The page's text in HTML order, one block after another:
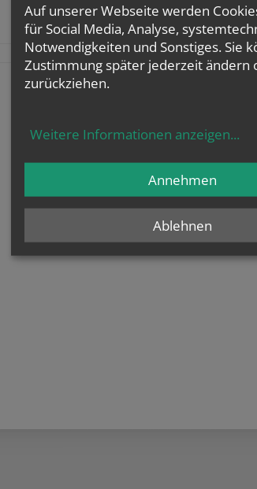
teilen tweet
Auf unserer Webseite werden
für Social Media, Analyse,
Notwendigkeiten und Sonstiges. Sie
Zustimmung später jederzeit ändern
zurückziehen.
Weitere Informationen anzeigen...
Ablehnen
Annehmen